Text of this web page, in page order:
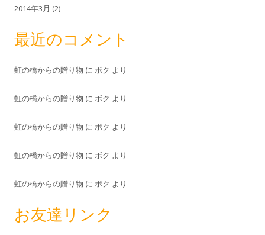
2014年3月 (2)
最近のコメント
虹の橋からの贈り物 に ボク より
虹の橋からの贈り物 に ボク より
虹の橋からの贈り物 に ボク より
虹の橋からの贈り物 に ボク より
虹の橋からの贈り物 に ボク より
お友達リンク